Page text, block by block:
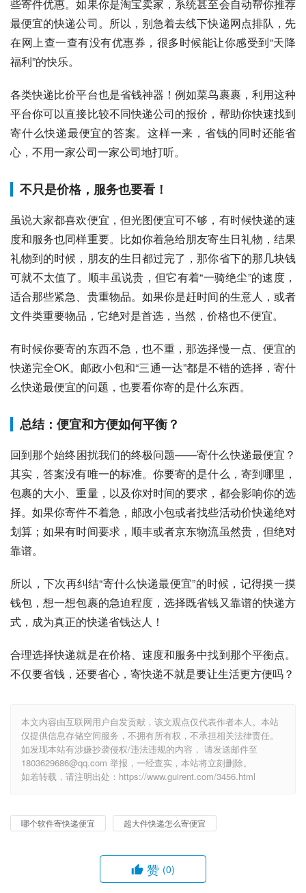
些寄件优惠。如果你是淘宝卖家，系统甚至会自动帮你推荐
最便宜的快递公司。所以，别急着去线下快递网点排队，先
在网上查一查有没有优惠券，很多时候能让你感受到“天降
福利”的快乐。
各类快递比价平台也是省钱神器！例如菜鸟裹裹，利用这种
平台你可以直接比较不同快递公司的报价，帮助你快速找到
寄什么快递最便宜的答案。这样一来，省钱的同时还能省
心，不用一家公司一家公司地打听。
不只是价格，服务也要看！
虽说大家都喜欢便宜，但光图便宜可不够，有时候快递的速
度和服务也同样重要。比如你着急给朋友寄生日礼物，结果
礼物到的时候，朋友的生日都过完了，那你省下的那几块钱
可就不太值了。顺丰虽说贵，但它有着“一骑绝尘”的速度，
适合那些紧急、贵重物品。如果你是赶时间的生意人，或者
文件类重要物品，它绝对是首选，当然，价格也不便宜。
有时候你要寄的东西不急，也不重，那选择慢一点、便宜的
快递完全OK。邮政小包和“三通一达”都是不错的选择，寄什
么快递最便宜的问题，也要看你寄的是什么东西。
总结：便宜和方便如何平衡？
回到那个始终困扰我们的终极问题——寄什么快递最便宜？
其实，答案没有唯一的标准。你要寄的是什么，寄到哪里，
包裹的大小、重量，以及你对时间的要求，都会影响你的选
择。如果你寄件不着急，邮政小包或者找些活动价快递绝对
划算；如果有时间要求，顺丰或者京东物流虽然贵，但绝对
靠谱。
所以，下次再纠结“寄什么快递最便宜”的时候，记得摸一摸
钱包，想一想包裹的急迫程度，选择既省钱又靠谱的快递方
式，成为真正的快递省钱达人！
合理选择快递就是在价格、速度和服务中找到那个平衡点。
不仅要省钱，还要省心，寄快递不就是要让生活更方便吗？
本文内容由互联网用户自发贡献，该文观点仅代表作者本人。本站
仅提供信息存储空间服务，不拥有所有权，不承担相关法律责任。
如发现本站有涉嫌抄袭侵权/违法违规的内容， 请发送邮件至
1803629686@qq.com 举报，一经查实，本站将立刻删除。
如若转载，请注明出处：https://www.guirent.com/3456.html
哪个软件寄快递便宜 超大件快递怎么寄便宜
赞 (0)